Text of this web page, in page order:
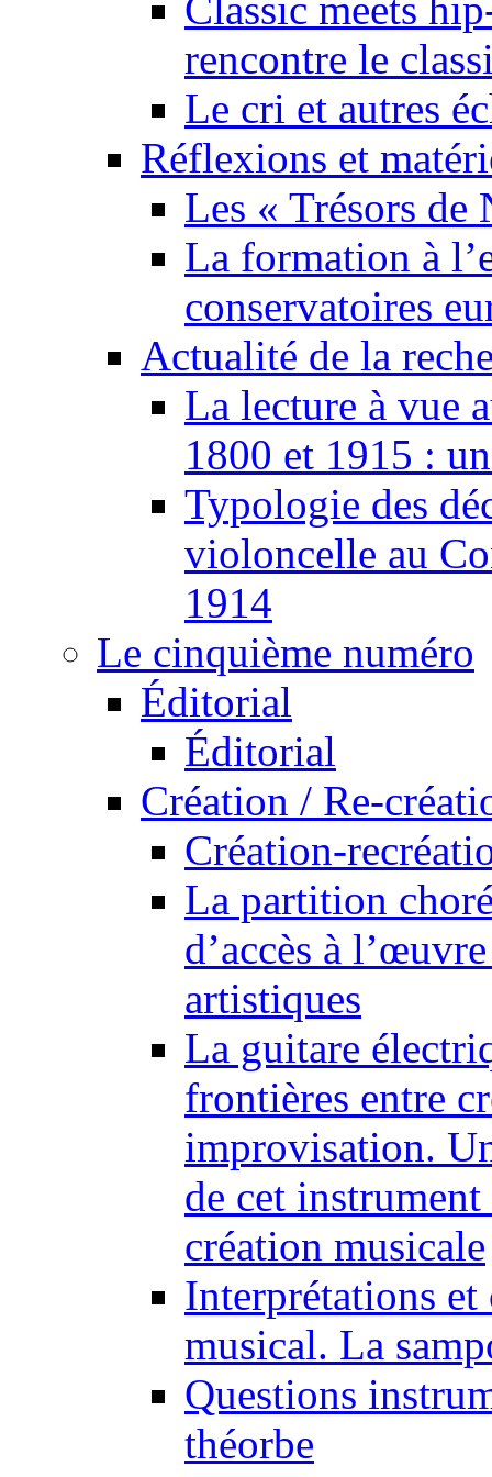
Classic meets
rencontre le
Le cri et autres
Réflexions et
Les « Trésors de
La formation à
conservatoires
Actualité de la
La lecture à vue
1800 et 1915 :
Typologie des
violoncelle au
1914
Le cinquième numéro
Éditorial
Éditorial
Création / Re-
Création-
La partition
d’accès à
artistiques
La guitare
frontières entre
improvisation.
de cet
création musicale
Interprétations et
musical. La
Questions
théorbe